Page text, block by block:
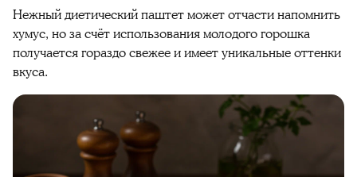
Нежный диетический паштет может отчасти напомнить
хумус, но за счёт использования молодого горошка
получается гораздо свежее и имеет уникальные оттенки
вкуса.